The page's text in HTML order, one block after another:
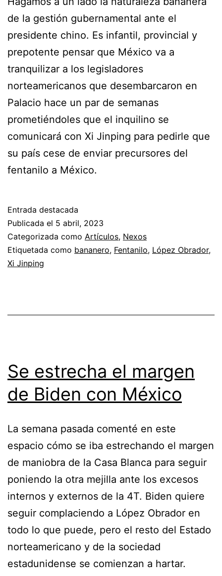
de la gestión gubernamental ante el
presidente chino. Es infantil, provincial y
prepotente pensar que México va a
tranquilizar a los legisladores
norteamericanos que desembarcaron en
Palacio hace un par de semanas
prometiéndoles que el inquilino se
comunicará con Xi Jinping para pedirle que
su país cese de enviar precursores del
fentanilo a México.
Entrada destacada
Publicada el 5 abril, 2023
Categorizada como Artículos, Nexos
Etiquetada como bananero, Fentanilo, López Obrador,
Xi Jinping
Se estrecha el margen
de Biden con México
La semana pasada comenté en este
espacio cómo se iba estrechando el margen
de maniobra de la Casa Blanca para seguir
poniendo la otra mejilla ante los excesos
internos y externos de la 4T. Biden quiere
seguir complaciendo a López Obrador en
todo lo que puede, pero el resto del Estado
norteamericano y de la sociedad
estadunidense se comienzan a hartar.